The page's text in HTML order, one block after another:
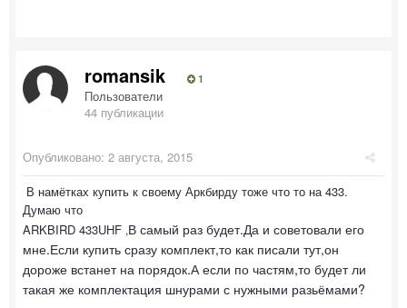
romansik 1
Пользователи
44 публикации
Опубликовано: 2 августа, 2015
В намётках купить к своему Аркбирду тоже что то на 433.
Думаю что
ARKBIRD 433UHF ,В самый раз будет.Да и советовали его
мне.Если купить сразу комплект,то как писали тут,он
дороже встанет на порядок.А если по частям,то будет ли
такая же комплектация шнурами с нужными разьёмами?